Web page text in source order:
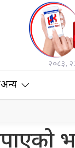
२०८३,
अन्य